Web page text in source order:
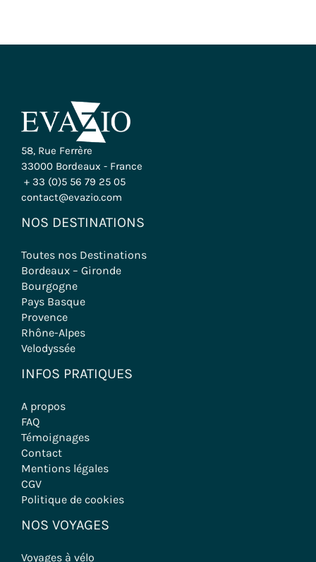
58, Rue Ferrère
33000 Bordeaux - France
+ 33 (0)5 56 79 25 05
contact@evazio.com
NOS DESTINATIONS
Toutes nos Destinations
Bordeaux – Gironde
Bourgogne
Pays Basque
Provence
Rhône-Alpes
Velodyssée
INFOS PRATIQUES
A propos
FAQ
Témoignages
Contact
Mentions légales
CGV
Politique de cookies
NOS VOYAGES
Voyages à vélo